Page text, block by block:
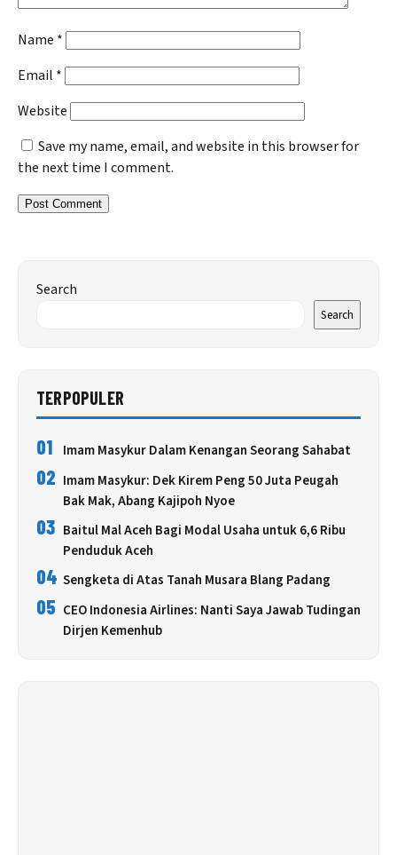
Name *
Email *
Website
Save my name, email, and website in this browser for
the next time I comment.
Search
Search
TERPOPULER
01 Imam Masykur Dalam Kenangan Seorang Sahabat
02 Imam Masykur: Dek Kirem Peng 50 Juta Peugah
Bak Mak, Abang Kajipoh Nyoe
03 Baitul Mal Aceh Bagi Modal Usaha untuk 6,6 Ribu
Penduduk Aceh
04 Sengketa di Atas Tanah Musara Blang Padang
05 CEO Indonesia Airlines: Nanti Saya Jawab Tudingan
Dirjen Kemenhub